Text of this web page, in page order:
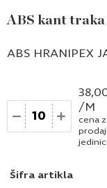
ABS kant traka
Šifra artikla
ABS HRANIPEX
Količina
/M
cena